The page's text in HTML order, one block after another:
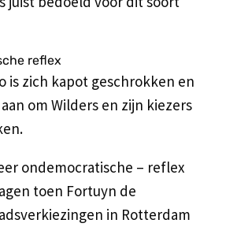
reflex
is zich kapot geschrokken en
om Wilders en zijn kiezers
ondemocratische – reflex
toen Fortuyn de
in Rotterdam